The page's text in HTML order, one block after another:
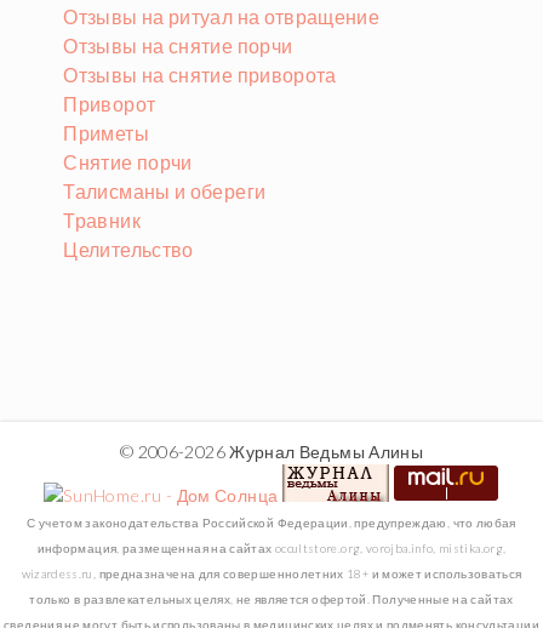
Отзывы на ритуал на отвращение
Отзывы на снятие порчи
Отзывы на снятие приворота
Приворот
Приметы
Снятие порчи
Талисманы и обереги
Травник
Целительство
© 2006-2026 Журнал Ведьмы Алины
С учетом законодательства Российской Федерации, предупреждаю, что любая
информация, размещенная на сайтах occultstore.org, vorojba.info, mistika.org,
wizardess.ru, предназначена для совершеннолетних 18+ и может использоваться
только в развлекательных целях, не является офертой. Полученные на сайтах
сведения не могут быть использованы в медицинских целях и подменять консультации